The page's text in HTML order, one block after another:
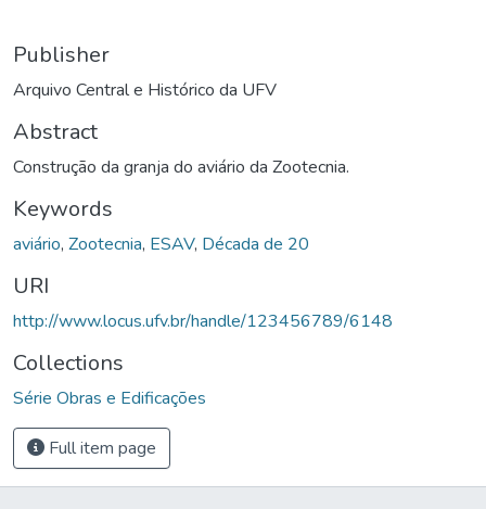
Publisher
Arquivo Central e Histórico da UFV
Abstract
Construção da granja do aviário da Zootecnia.
Keywords
aviário, Zootecnia, ESAV, Década de 20
URI
http://www.locus.ufv.br/handle/123456789/6148
Collections
Série Obras e Edificações
Full item page